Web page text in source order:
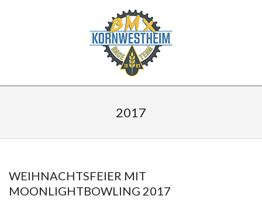
BMX
KORNWESTHEIM
2017
WEIHNACHTSFEIER MIT
MOONLIGHTBOWLING 2017